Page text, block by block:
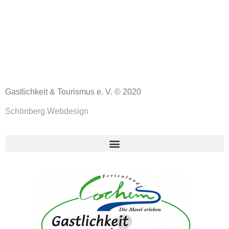
Gastlichkeit & Tourismus e. V. © 2020
Schönberg Webdesign